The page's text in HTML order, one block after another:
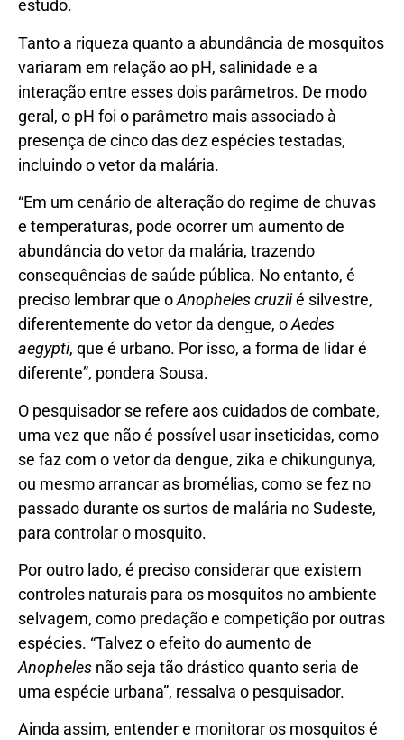
estudo.
Tanto a riqueza quanto a abundância de mosquitos
variaram em relação ao pH, salinidade e a
interação entre esses dois parâmetros. De modo
geral, o pH foi o parâmetro mais associado à
presença de cinco das dez espécies testadas,
incluindo o vetor da malária.
“Em um cenário de alteração do regime de chuvas
e temperaturas, pode ocorrer um aumento de
abundância do vetor da malária, trazendo
consequências de saúde pública. No entanto, é
preciso lembrar que oAnopheles cruziié silvestre,
diferentemente do vetor da dengue, oAedes
aegypti, que é urbano. Por isso, a forma de lidar é
diferente”, pondera Sousa.
O pesquisador se refere aos cuidados de combate,
uma vez que não é possível usar inseticidas, como
se faz com o vetor da dengue, zika e chikungunya,
ou mesmo arrancar as bromélias, como se fez no
passado durante os surtos de malária no Sudeste,
para controlar o mosquito.
Por outro lado, é preciso considerar que existem
controles naturais para os mosquitos no ambiente
selvagem, como predação e competição por outras
espécies. “Talvez o efeito do aumento de
Anopheles não seja tão drástico quanto seria de
uma espécie urbana”, ressalva o pesquisador.
Ainda assim, entender e monitorar os mosquitos é